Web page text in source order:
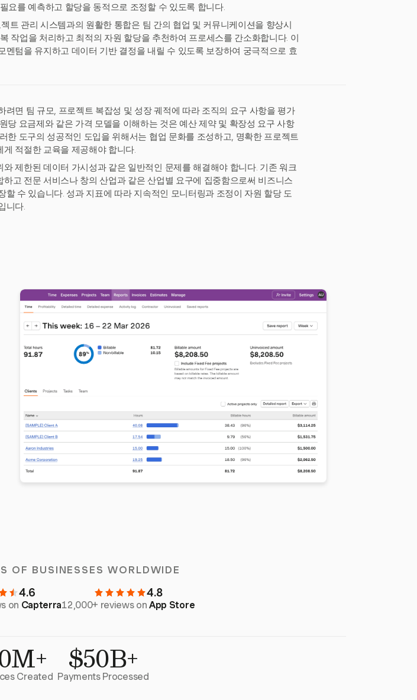
요를 예측하고 할당을 동적으로 조정할 수 있도록 합니다.
트 관리 시스템과의 원활한 통합은 팀 간의 협업 및 커뮤니케이션을 향상시
작업을 처리하고 최적의 자원 할당을 추천하여 프로세스를 간소화합니다. 이
멘텀을 유지하고 데이터 기반 결정을 내릴 수 있도록 보장하여 궁극적으로 효
려면 팀 규모, 프로젝트 복잡성 및 성장 궤적에 따라 조직의 요구 사항을 평가
당 요금제와 같은 가격 모델을 이해하는 것은 예산 제약 및 확장성 요구 사항
한 도구의 성공적인 도입을 위해서는 협업 문화를 조성하고, 명확한 프로젝트
적절한 교육을 제공해야 합니다.
제한된 데이터 가시성과 같은 일반적인 문제를 해결해야 합니다. 기존 워크
고 전문 서비스나 창의 산업과 같은 산업별 요구에 집중함으로써 비즈니스
할 수 있습니다. 성과 지표에 따라 지속적인 모니터링과 조정이 자원 할당 도
니다.
OF BUSINESSES WORLDWIDE
4.6
on Capterra
4.8
12,000+ reviews onApp Store
Created $50B+
Payments Processed